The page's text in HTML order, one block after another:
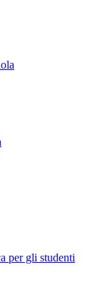
per gli studenti